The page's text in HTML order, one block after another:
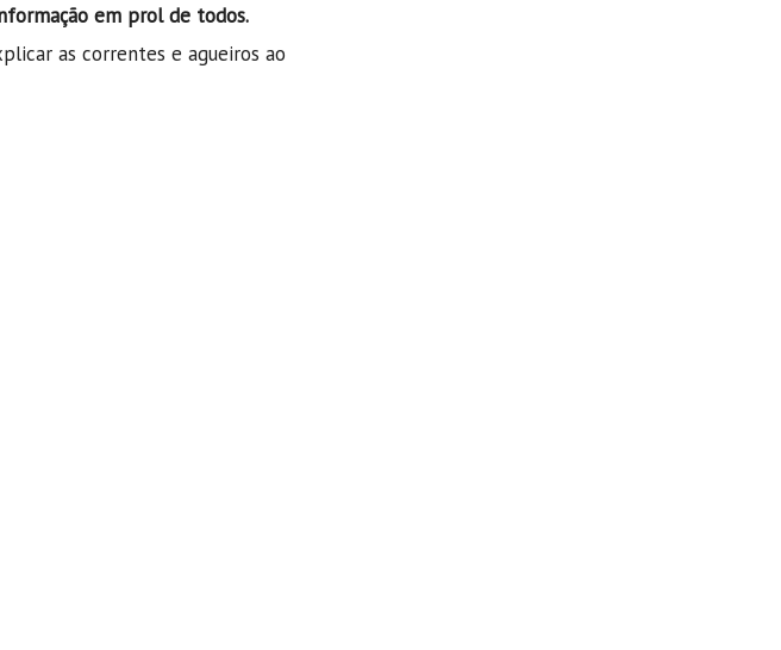
em prol de todos.
as correntes e agueiros ao